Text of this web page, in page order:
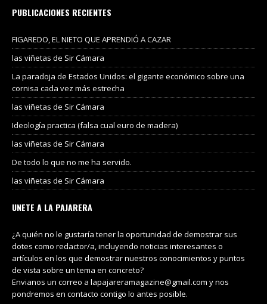
PUBLICACIONES RECIENTES
FIGAREDO, EL NIETO QUE APRENDIÓ A CAZAR
las viñetas de Sir Cámara
La paradoja de Estados Unidos: el gigante económico sobre una
cornisa cada vez más estrecha
las viñetas de Sir Cámara
Ideología practica (falsa cual euro de madera)
las viñetas de Sir Cámara
De todo lo que no me ha servido.
las viñetas de Sir Cámara
UNETE A LA PAJARERA
¿A quién no le gustaría tener la oportunidad de demostrar sus
dotes como redactor/a, incluyendo noticias interesantes o
artículos en los que demostrar nuestros conocimientos y puntos
de vista sobre un tema en concreto?
Envianos un correo a lapajareramagazine@gmail.com y nos
pondremos en contacto contigo lo antes posible.